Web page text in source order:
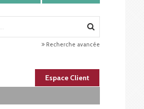
Recherche avancée
Espace Client